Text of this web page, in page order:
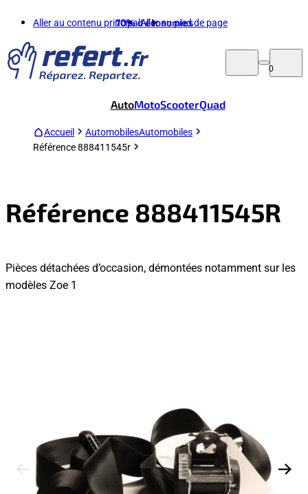
Aller au contenu principalAller au pied de page
70%d'économies
0
AutoMotoScooterQuad
Accueil AutomobilesAutomobiles
Référence 888411545r
Référence 888411545R
Pièces détachées d’occasion, démontées notamment sur les
modèles Zoe 1